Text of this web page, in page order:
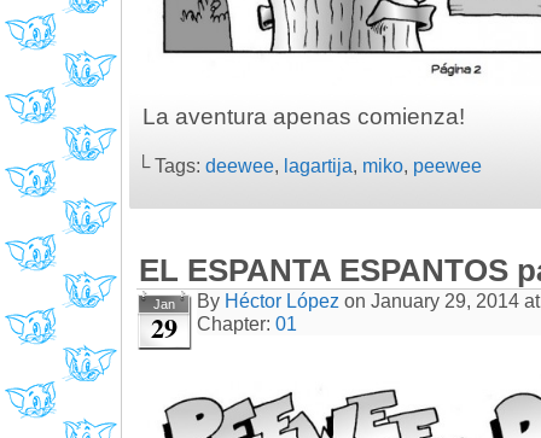
La aventura apenas comienza!
└ Tags: deewee, lagartija, miko, peewee
EL ESPANTA ESPANTOS
Jan
29
By Héctor López on January 29, 2014
Chapter: 01